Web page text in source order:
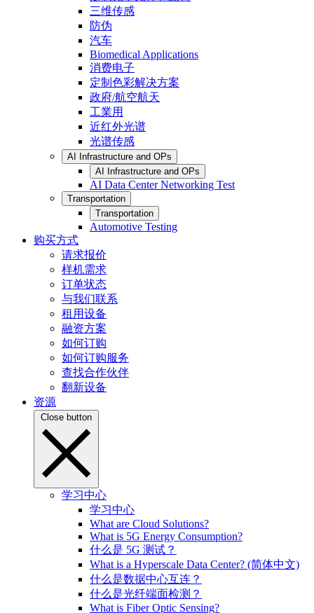
三维传感
防伪
汽车
Biomedical Applications
消费电子
定制色彩解决方案
政府/航空航天
工業用
近红外光谱
光谱传感
AI Infrastructure and OPs
AI Infrastructure and OPs
AI Data Center Networking Test
Transportation
Transportation
Automotive Testing
购买方式
请求报价
样机需求
订单状态
与我们联系
租用设备
融资方案
如何订购
如何订购服务
查找合作伙伴
翻新设备
资源
Close button
学习中心
学习中心
What are Cloud Solutions?
What is 5G Energy Consumption?
什么是 5G 测试？
What is a Hyperscale Data Center? (简体中文)
什么是数据中心互连？
什么是光纤端面检测？
What is Fiber Optic Sensing?